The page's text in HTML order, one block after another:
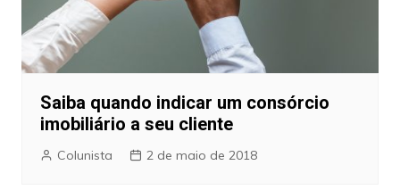
Saiba quando indicar um consórcio
imobiliário a seu cliente
Colunista 2 de maio de 2018